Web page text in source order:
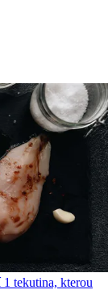
tekutina, kterou